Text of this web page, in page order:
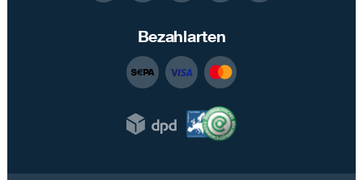
Bezahlarten